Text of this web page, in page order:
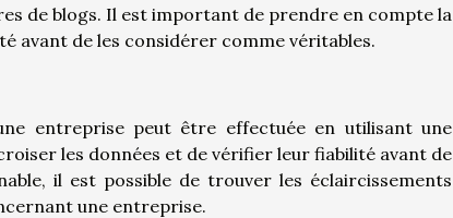
de blogs. Il est important de prendre en compte la
avant de les considérer comme véritables.
entreprise peut être effectuée en utilisant une
les données et de vérifier leur fiabilité avant de
il est possible de trouver les éclaircissements
une entreprise.